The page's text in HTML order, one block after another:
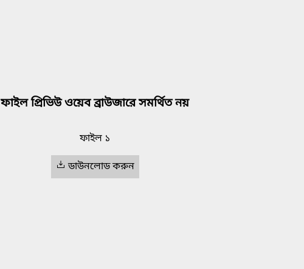
ফাইল প্রিভিউ ওয়েব ব্রাউজারে সমর্থিত নয়
ফাইল ১
ডাউনলোড করুন